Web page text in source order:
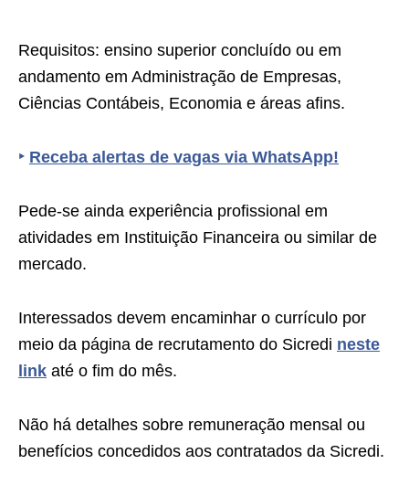
Requisitos: ensino superior concluído ou em
andamento em Administração de Empresas,
Ciências Contábeis, Economia e áreas afins.
‣ Receba alertas de vagas via WhatsApp!
Pede-se ainda experiência profissional em
atividades em Instituição Financeira ou similar de
mercado.
Interessados devem encaminhar o currículo por
meio da página de recrutamento do Sicredi neste
link até o fim do mês.
Não há detalhes sobre remuneração mensal ou
benefícios concedidos aos contratados da Sicredi.